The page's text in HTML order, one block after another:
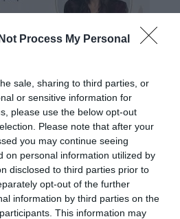
Process My Personal
sale, sharing to third parties, or
or sensitive information for
please use the below opt-out
Please note that after your
you may continue seeing
on personal information utilized by
disclosed to third parties prior to
opt-out of the further
information by third parties on the
This information may